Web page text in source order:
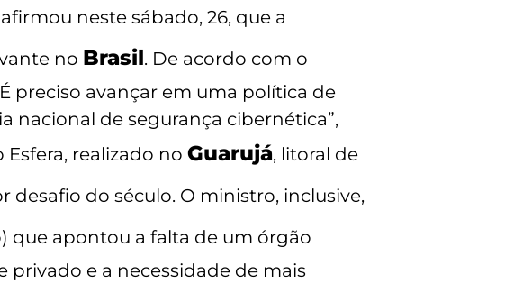
neste sábado, 26, que a
no Brasil. De acordo com o
preciso avançar em uma política de
nacional de segurança cibernética”,
realizado noGuarujá, litoral de
desafio do século. O ministro, inclusive,
que apontou a falta de um órgão
e a necessidade de mais